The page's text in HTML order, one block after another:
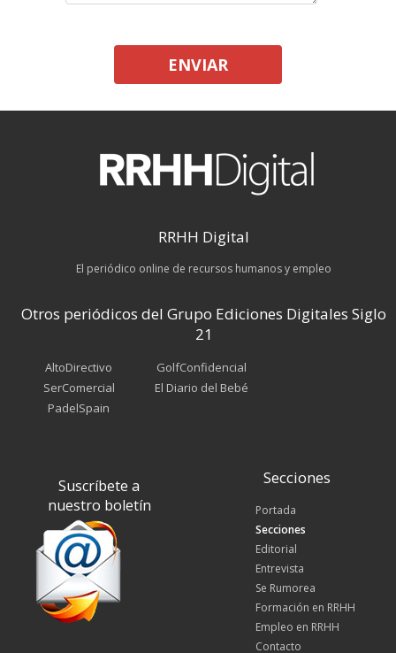
ENVIAR
RRHH Digital
El periódico online de recursos humanos y empleo
Otros periódicos del Grupo Ediciones Digitales Siglo
21
AltoDirectivo
SerComercial
PadelSpain
GolfConfidencial
El Diario del Bebé
Suscríbete a
nuestro boletín
Secciones
Portada
Secciones
Editorial
Entrevista
Se Rumorea
Formación en RRHH
Empleo en RRHH
Contacto